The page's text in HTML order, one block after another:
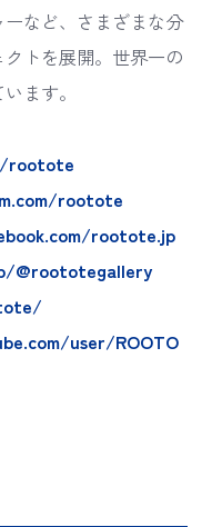
など、さまざまな分
トを展開。世界一の
ます。
rootote
rootote
rootote.jp
user/ROOTO